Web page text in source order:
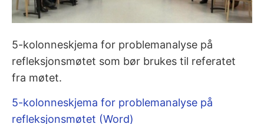
5-kolonneskjema for problemanalyse på
refleksjonsmøtet som bør brukes til referatet
fra møtet.
5-kolonneskjema for problemanalyse på
refleksjonsmøtet (Word)